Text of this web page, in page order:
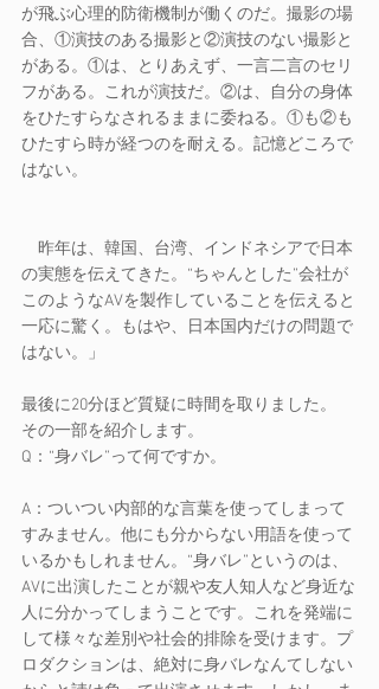
が飛ぶ心理的防衛機制が働くのだ。撮影の場
合、①演技のある撮影と②演技のない撮影と
がある。①は、とりあえず、一言二言のセリ
フがある。これが演技だ。②は、自分の身体
をひたすらなされるままに委ねる。①も②も
ひたすら時が経つのを耐える。記憶どころで
はない。
昨年は、韓国、台湾、インドネシアで日本
の実態を伝えてきた。“ちゃんとした”会社が
このようなAVを製作していることを伝えると
一応に驚く。もはや、日本国内だけの問題で
はない。」
最後に20分ほど質疑に時間を取りました。
その一部を紹介します。
Q：“身バレ”って何ですか。
A：ついつい内部的な言葉を使ってしまって
すみません。他にも分からない用語を使って
いるかもしれません。“身バレ”というのは、
AVに出演したことが親や友人知人など身近な
人に分かってしまうことです。これを発端に
して様々な差別や社会的排除を受けます。プ
ロダクションは、絶対に身バレなんてしない